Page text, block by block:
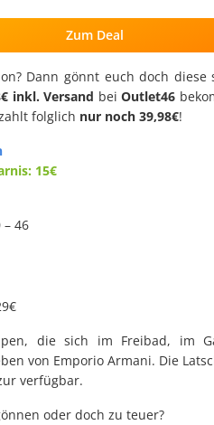
Zum Deal
Dann gönnt euch doch diese
inkl. Versand beiOutlet46
folglich nur noch 39,98€!
15€
46
die sich im Freibad, im
von Emporio Armani. Die
verfügbar.
oder doch zu teuer?